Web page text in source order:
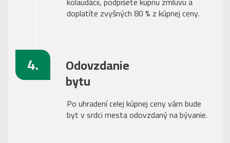
doplatíte zvyšných 80 % z kúpnej ceny.
4. Odovzdanie
bytu
Po uhradení celej kúpnej ceny vám bude
byt v srdci mesta odovzdaný na bývanie.